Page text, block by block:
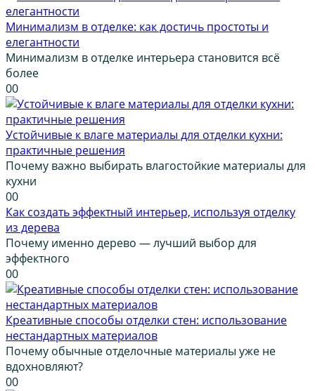
Минимализм в отделке: как достичь простоты и
елегантности
Минимализм в отделке интерьера становится всё
более
00
Устойчивые к влаге материалы для отделки кухни:
практичные решения
Почему важно выбирать влагостойкие материалы для
кухни
00
Как создать эффектный интерьер, используя отделку
из дерева
Почему именно дерево — лучший выбор для
эффектного
00
Креативные способы отделки стен: использование
нестандартных материалов
Почему обычные отделочные материалы уже не
вдохновляют?
00